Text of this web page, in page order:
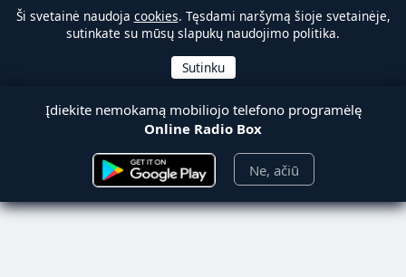
Ši svetainė naudoja cookies. Tęsdami naršymą šioje svetainėje,
sutinkate su mūsų slapukų naudojimo politika.
Įdiekite nemokamą mobiliojo telefono programėlę
Online Radio Box
Ne, ačiū